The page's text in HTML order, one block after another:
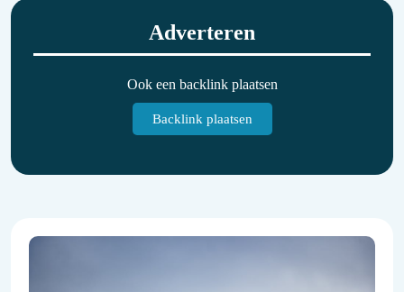
Adverteren
Ook een backlink plaatsen
Backlink plaatsen